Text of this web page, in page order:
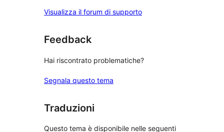
Visualizza il forum di supporto
Feedback
Hai riscontrato problematiche?
Segnala questo tema
Traduzioni
Questo tema è disponibile nelle seguenti